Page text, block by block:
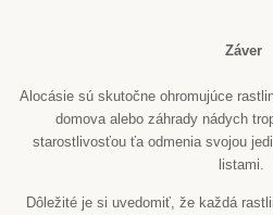
Záver
Alocásie sú skutočne ohromujúce
domova alebo záhrady nádych
starostlivosťou ťa odmenia svojou
listami.
Dôležité je si uvedomiť, že každá